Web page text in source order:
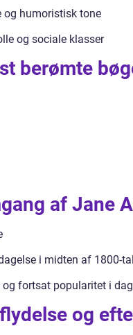
og humoristisk tone
og sociale klasser
berømte
af Jane
i midten af 1800-
fortsat popularitet i dag
og